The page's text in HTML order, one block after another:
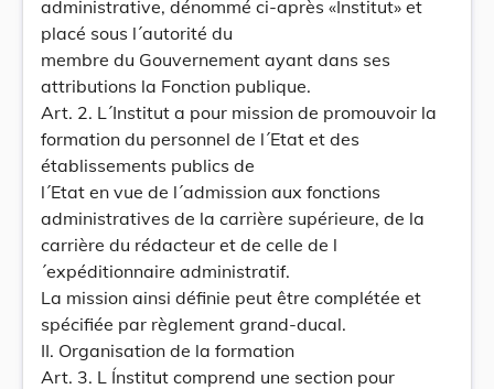
administrative, dénommé ci-après «Institut» et
placé sous l´autorité du
membre du Gouvernement ayant dans ses
attributions la Fonction publique.
Art. 2. L´Institut a pour mission de promouvoir la
formation du personnel de l´Etat et des
établissements publics de
l´Etat en vue de l´admission aux fonctions
administratives de la carrière supérieure, de la
carrière du rédacteur et de celle de l
´expéditionnaire administratif.
La mission ainsi définie peut être complétée et
spécifiée par règlement grand-ducal.
II. Organisation de la formation
Art. 3. L Ínstitut comprend une section pour